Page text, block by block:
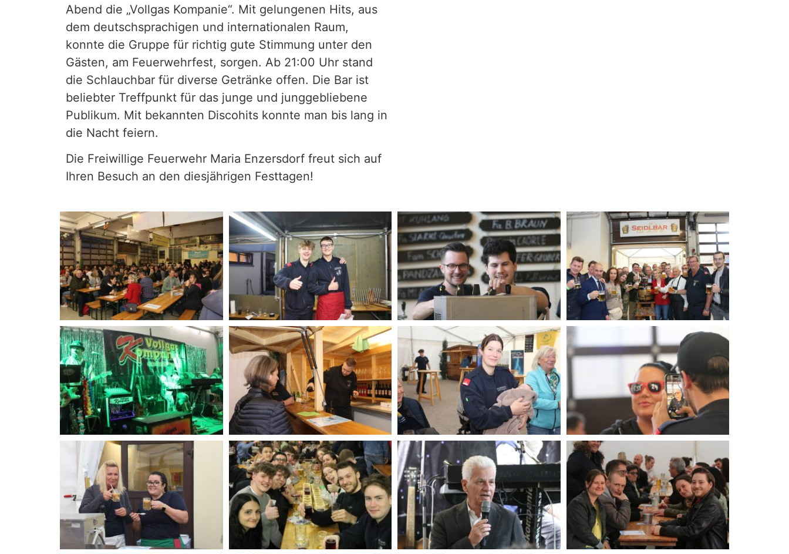
Abend die „Vollgas Kompanie“. Mit gelungenen Hits, aus
dem deutschsprachigen und internationalen Raum,
konnte die Gruppe für richtig gute Stimmung unter den
Gästen, am Feuerwehrfest, sorgen. Ab 21:00 Uhr stand
die Schlauchbar für diverse Getränke offen. Die Bar ist
beliebter Treffpunkt für das junge und junggebliebene
Publikum. Mit bekannten Discohits konnte man bis lang in
die Nacht feiern.
Die Freiwillige Feuerwehr Maria Enzersdorf freut sich auf
Ihren Besuch an den diesjährigen Festtagen!